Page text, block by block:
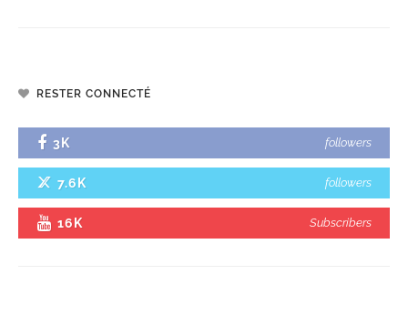
RESTER CONNECTÉ
3K followers
7.6K followers
16K Subscribers